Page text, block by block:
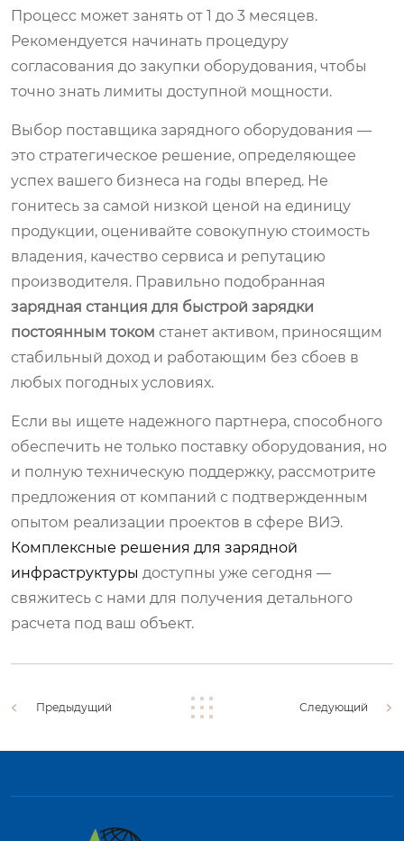
Процесс может занять от 1 до 3 месяцев.
Рекомендуется начинать процедуру
согласования до закупки оборудования, чтобы
точно знать лимиты доступной мощности.
Выбор поставщика зарядного оборудования —
это стратегическое решение, определяющее
успех вашего бизнеса на годы вперед. Не
гонитесь за самой низкой ценой на единицу
продукции, оценивайте совокупную стоимость
владения, качество сервиса и репутацию
производителя. Правильно подобранная
зарядная станция для быстрой зарядки
постоянным током станет активом, приносящим
стабильный доход и работающим без сбоев в
любых погодных условиях.
Если вы ищете надежного партнера, способного
обеспечить не только поставку оборудования, но
и полную техническую поддержку, рассмотрите
предложения от компаний с подтвержденным
опытом реализации проектов в сфере ВИЭ.
Комплексные решения для зарядной
инфраструктуры доступны уже сегодня —
свяжитесь с нами для получения детального
расчета под ваш объект.
Предыдущий Следующий